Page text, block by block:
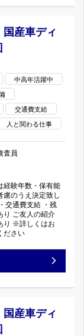
国産車ディ
中高年活躍中
交通費支給
人と関わる仕事
査員
経験年数・保有能
慮のうえ決定致し
交通費支給 ・残
り ご友人の紹介
り ※詳しくはお
ださい
国産車ディ